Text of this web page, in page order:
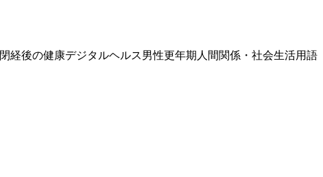
閉経後の健康デジタルヘルス男性更年期 人間関係・社会生活用語